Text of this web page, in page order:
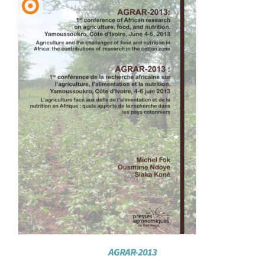
Achat en ligne
Panier WooCommerce
AGRAR-2013